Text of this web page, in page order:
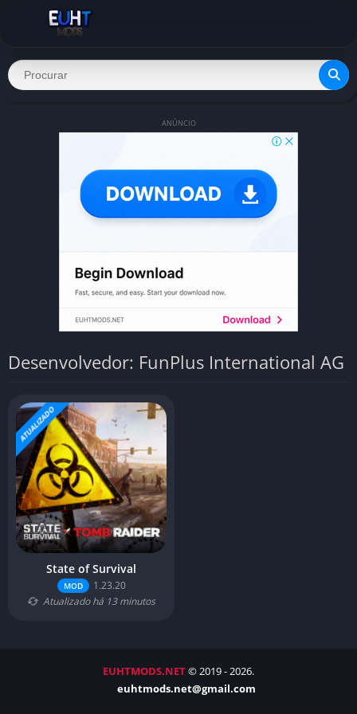
ANÚNCIO
Desenvolvedor: FunPlus International AG
ATUALIZADO
State of Survival
MOD
1.23.20
Atualizado há 13 minutos
EUHTMODS.NET© 2019 - 2026.
euhtmods.net@gmail.com